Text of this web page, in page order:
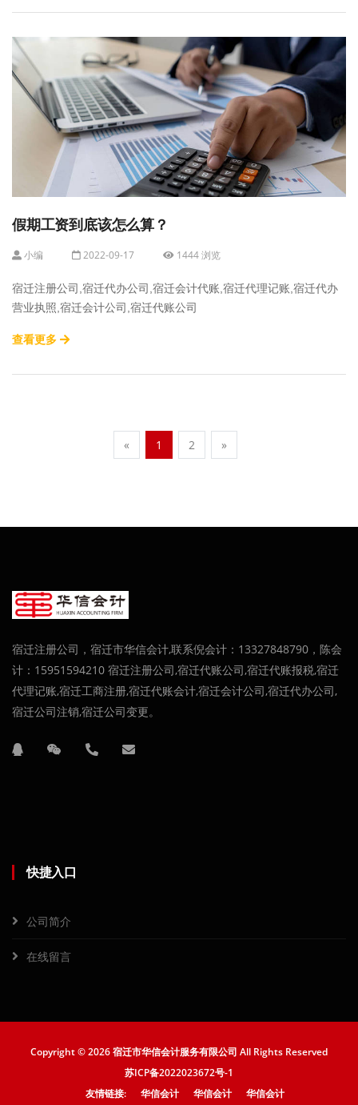
假期工资到底该怎么算？
小编 2022-09-17 1444 浏览
宿迁注册公司,宿迁代办公司,宿迁会计代账,宿迁代理记账,宿迁代办
营业执照,宿迁会计公司,宿迁代账公司
查看更多
« 1 2 »
宿迁注册公司，宿迁市华信会计,联系倪会计：13327848790，陈会
计：15951594210 宿迁注册公司,宿迁代账公司,宿迁代账报税,宿迁
代理记账,宿迁工商注册,宿迁代账会计,宿迁会计公司,宿迁代办公司,
宿迁公司注销,宿迁公司变更。
快捷入口
公司简介
在线留言
Copyright ©2026 宿迁市华信会计服务有限公司 All Rights Reserved
苏ICP备2022023672号-1
友情链接:
华信会计 华信会计 华信会计